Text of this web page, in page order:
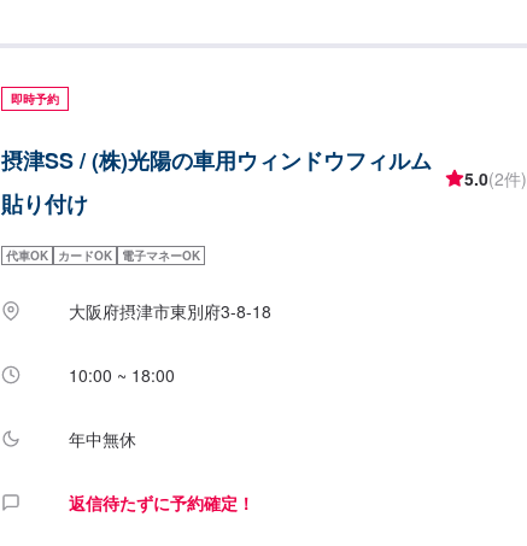
即時予約
摂津SS / (株)光陽の車用ウィンドウフィルム
貼り付け
5.0(2件)
代車OK カードOK 電子マネーOK
大阪府摂津市東別府3-8-18
10:00 ~ 18:00
年中無休
返信待たずに予約確定！